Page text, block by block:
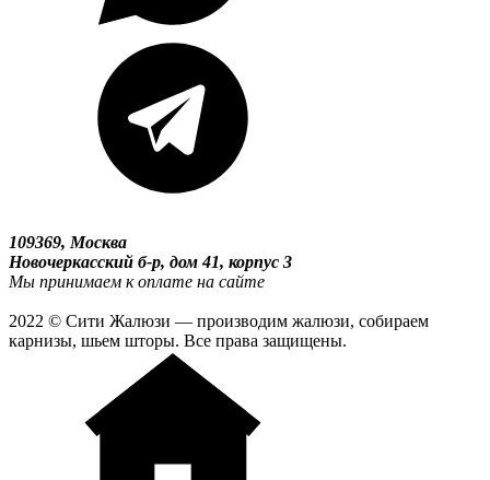
109369, Москва
Новочеркасский б-р, дом 41, корпус 3
Мы принимаем к оплате на сайте
2022 © Сити Жалюзи — производим жалюзи, собираем
карнизы, шьем шторы. Все права защищены.